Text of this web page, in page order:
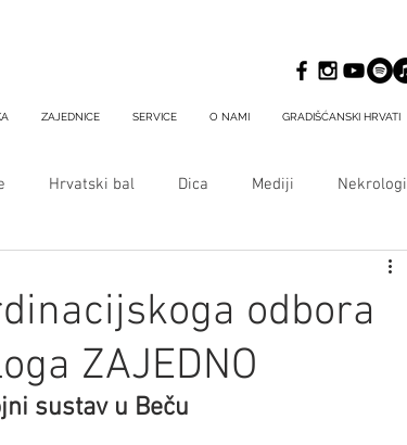
ZAJEDNICE SERVICE O NAMI GRADIŠĆANSKI HRVATI
Hrvatski bal Dica Mediji Nekrologi
odbora
ZAJEDNO
sustav u Beču